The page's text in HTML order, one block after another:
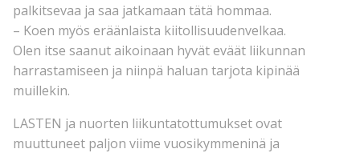
palkitsevaa ja saa jatkamaan tätä hommaa.
– Koen myös eräänlaista kiitollisuudenvelkaa.
Olen itse saanut aikoinaan hyvät eväät liikunnan
harrastamiseen ja niinpä haluan tarjota kipinää
muillekin.
LASTEN ja nuorten liikuntatottumukset ovat
muuttuneet paljon viime vuosikymmeninä ja